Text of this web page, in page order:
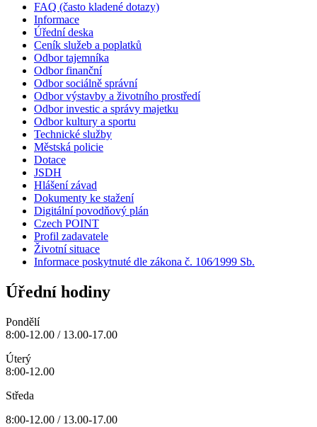
FAQ (často kladené dotazy)
Informace
Úřední deska
Ceník služeb a poplatků
Odbor tajemníka
Odbor finanční
Odbor sociálně správní
Odbor výstavby a životního prostředí
Odbor investic a správy majetku
Odbor kultury a sportu
Technické služby
Městská policie
Dotace
JSDH
Hlášení závad
Dokumenty ke stažení
Digitální povodňový plán
Czech POINT
Profil zadavatele
Životní situace
Informace poskytnuté dle zákona č. 106⁄1999 Sb.
Úřední hodiny
Pondělí
8:00-12.00 / 13.00-17.00
Úterý
8:00-12.00
Středa
8:00-12.00 / 13.00-17.00